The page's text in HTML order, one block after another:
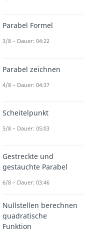
hinter der sich eine
bleibenzweiTüren
einer befindet sich das
der anderen eine Ziege.
Kandidat zumzweiten
er bei seiner
setzt stattdessen auf
Parabel Formel
3/8 – Dauer: 04:22
Parabel zeichnen
4/8 – Dauer: 04:37
Scheitelpunkt
5/8 – Dauer: 05:03
Gestreckte und
gestauchte Parabel
6/8 – Dauer: 03:46
Nullstellen berechnen
quadratische
Funktion